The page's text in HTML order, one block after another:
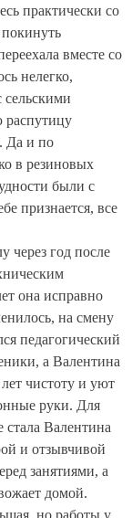
практически со
вместе со
нелегко,
сельскими
Да и по
в резиновых
были с
признается, все
через год после
она исправно
на смену
педагогический
а Валентина
чистоту и уют
руки. Для
стала Валентина
и отзывчивой
занятиями, а
домой.
но работы у